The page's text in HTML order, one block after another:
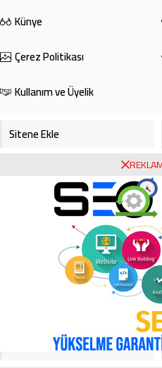
Künye
Çerez Politikası
Kullanım ve Üyelik
Sitene Ekle
Video Galeri
Bursa Hava Durumu